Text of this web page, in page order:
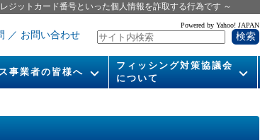
ジットカード番号といった個人情報を詐取する行為です ～
／ お問い合わせ
Powered by Yahoo! JAPAN
事業者の皆様へ
フィッシング対策協議会
について